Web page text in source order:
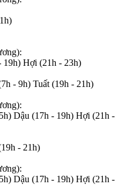
19h) Hợi (21h - 23h)
- 9h) Tuất (19h - 21h)
Dậu (17h - 19h) Hợi (21h -
- 21h)
Dậu (17h - 19h) Hợi (21h -